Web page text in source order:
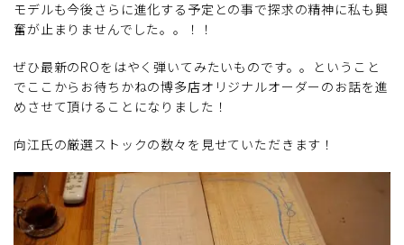
モデルも今後さらに進化する予定との事で探求の精神に私も興
奮が止まりませんでした。。！！
ぜひ最新のROをはやく弾いてみたいものです。。ということ
でここからお待ちかねの博多店オリジナルオーダーのお話を進
めさせて頂けることになりました！
向江氏の厳選ストックの数々を見せていただきます！